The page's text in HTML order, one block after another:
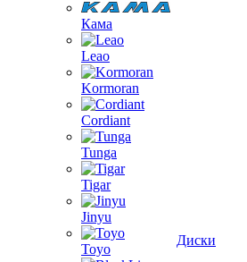
Кама
Leao
Kormoran
Cordiant
Tunga
Tigar
Jinyu
Toyo
Диски